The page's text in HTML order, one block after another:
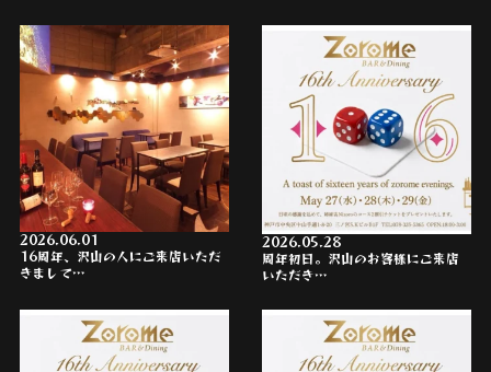
2026.06.01
16周年、沢山の人にご来店いただ
きまして…
2026.05.28
周年初日。沢山のお客様にご来店
いただき…